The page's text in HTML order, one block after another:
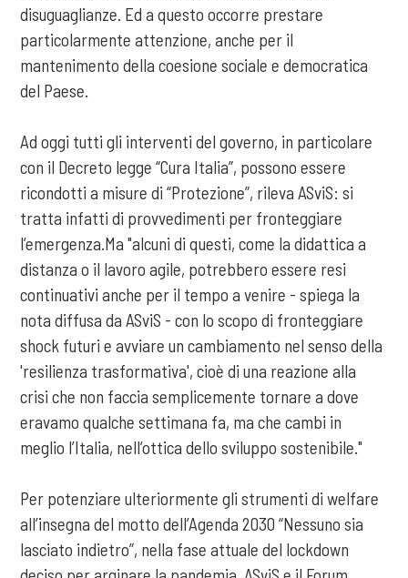
disuguaglianze. Ed a questo occorre prestare
particolarmente attenzione, anche per il
mantenimento della coesione sociale e democratica
del Paese.
Ad oggi tutti gli interventi del governo, in particolare
con il Decreto legge “Cura Italia”, possono essere
ricondotti a misure di “Protezione”, rileva ASviS: si
tratta infatti di provvedimenti per fronteggiare
l’emergenza.Ma "alcuni di questi, come la didattica a
distanza o il lavoro agile, potrebbero essere resi
continuativi anche per il tempo a venire - spiega la
nota diffusa da ASviS - con lo scopo di fronteggiare
shock futuri e avviare un cambiamento nel senso della
'resilienza trasformativa', cioè di una reazione alla
crisi che non faccia semplicemente tornare a dove
eravamo qualche settimana fa, ma che cambi in
meglio l’Italia, nell’ottica dello sviluppo sostenibile."
Per potenziare ulteriormente gli strumenti di welfare
all’insegna del motto dell’Agenda 2030 “Nessuno sia
lasciato indietro”, nella fase attuale del lockdown